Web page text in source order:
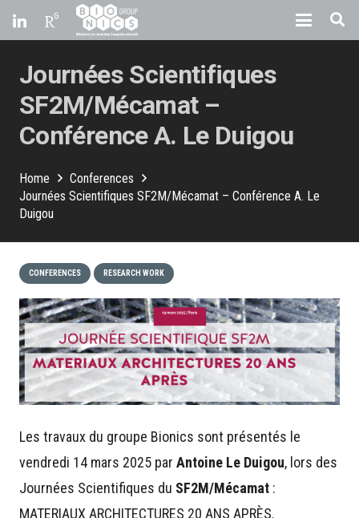
Journées Scientifiques
SF2M/Mécamat –
Conférence A. Le Duigou
Home
Conferences
Journées Scientifiques SF2M/Mécamat – Conférence A. Le
Duigou
CONFERENCES RESEARCH WORK
Les travaux du groupe Bionics sont présentés le
vendredi 14 mars 2025 par Antoine Le Duigou, lors des
Journées Scientifiques du SF2M/Mécamat :
MATERIAUX ARCHITECTURES 20 ANS APRÈS.